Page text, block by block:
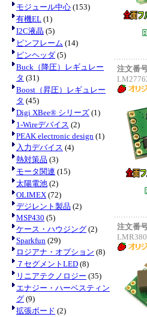
モジュール中心 (153)
有機EL (1)
I2C液晶 (5)
ピンフレーム (14)
ピンヘッダ (5)
Buck（降圧）レギュレー
タ (31)
Boost（昇圧）レギュレー
タ (45)
Digi XBee® シリーズ (1)
1-Wireデバイス (2)
PEAK electronic design (1)
入力デバイス (4)
熱対策品 (3)
モータ関連 (15)
太陽電池 (2)
OLIMEX (72)
デジレント製品 (2)
MSP430 (5)
ケース・ハウジング (2)
Sparkfun (29)
ロジアナ・オプション (8)
７セグメントLED (8)
リニアテクノロジー (35)
エナジー・ハーベスティン
グ (9)
拡張ボード (2)
注文番
注文番